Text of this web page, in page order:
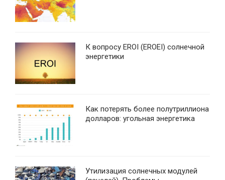
К вопросу EROI (EROEI) солнечной
энергетики
Как потерять более полутриллиона
долларов: угольная энергетика
Утилизация солнечных модулей